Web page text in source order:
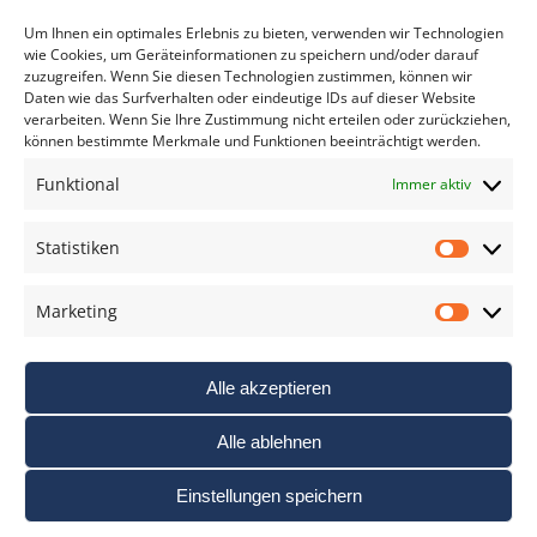
Um Ihnen ein optimales Erlebnis zu bieten, verwenden wir Technologien
wie Cookies, um Geräteinformationen zu speichern und/oder darauf
zuzugreifen. Wenn Sie diesen Technologien zustimmen, können wir
Daten wie das Surfverhalten oder eindeutige IDs auf dieser Website
verarbeiten. Wenn Sie Ihre Zustimmung nicht erteilen oder zurückziehen,
können bestimmte Merkmale und Funktionen beeinträchtigt werden.
Funktional Immer aktiv
Statistiken
Marketing
Alle akzeptieren
Alle ablehnen
Einstellungen speichern
*